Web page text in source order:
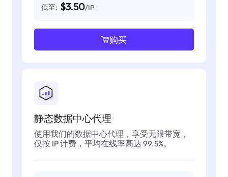
低至: $3.50/IP
购买
静态数据中心代理
使用我们的数据中心代理，享受无限带宽，
仅按 IP 计费，平均在线率高达 99.5%。